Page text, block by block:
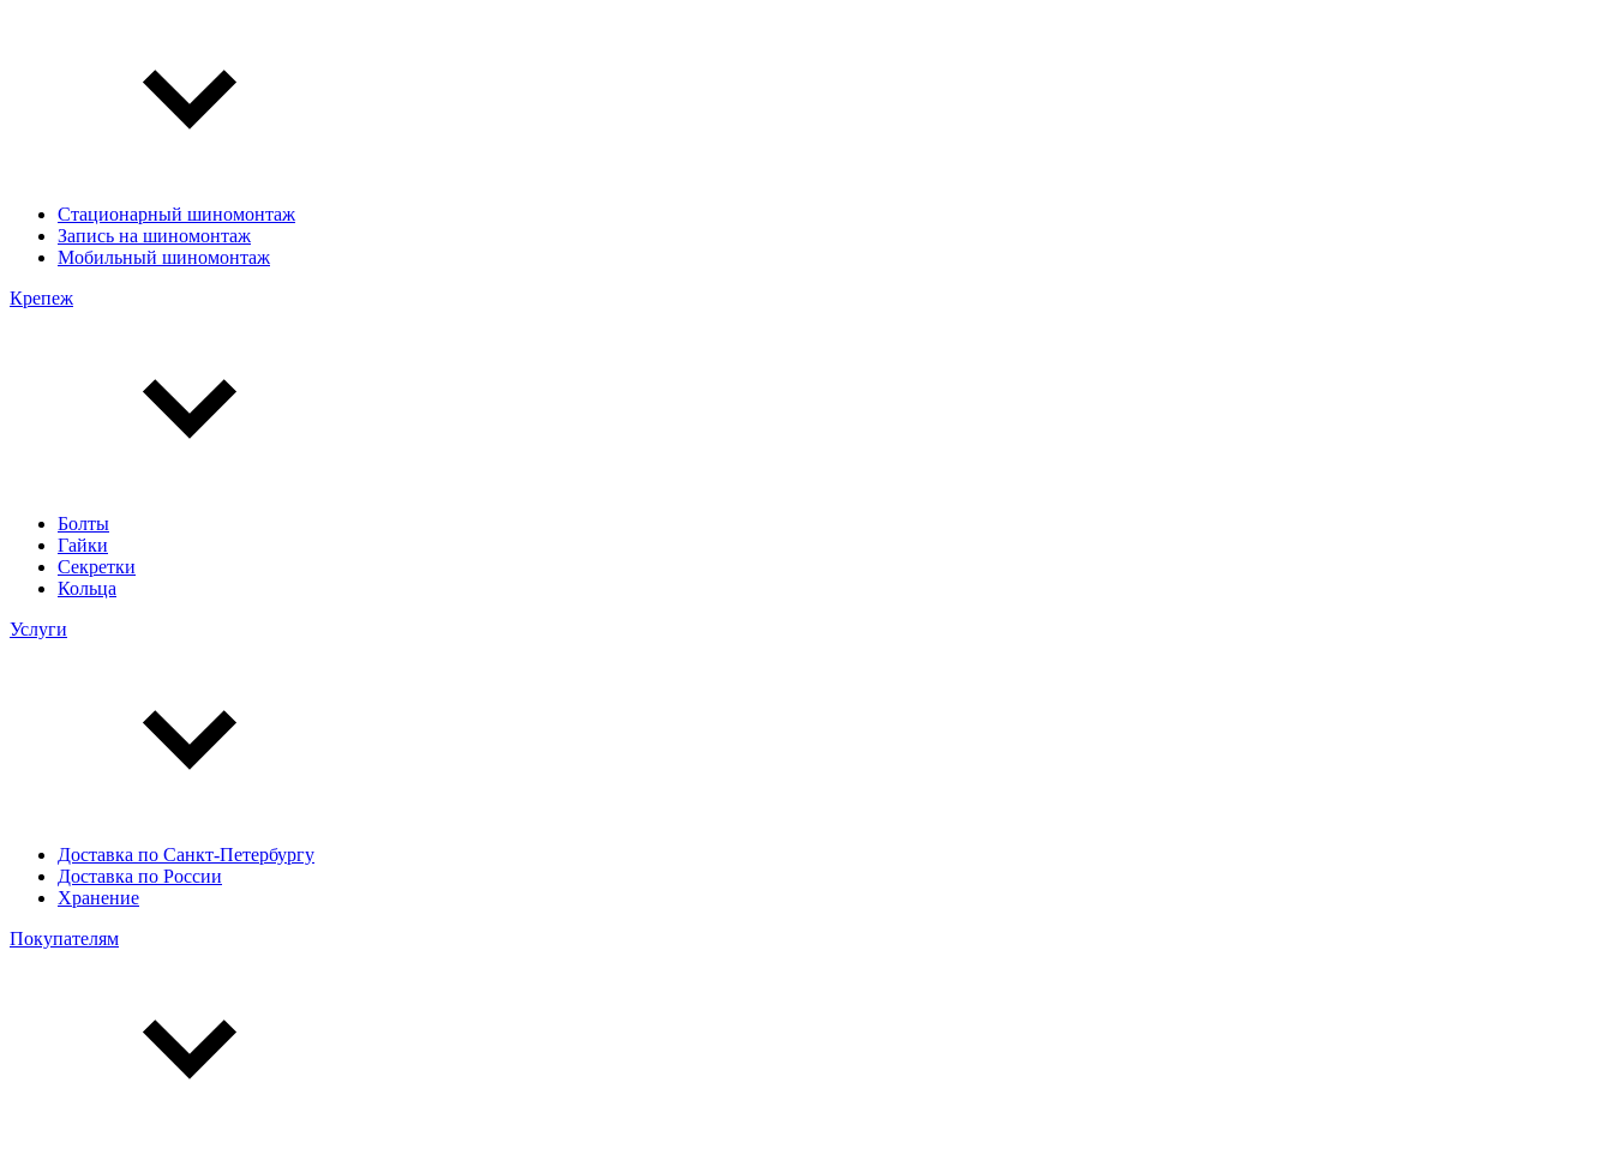
Стационарный шиномонтаж
Запись на шиномонтаж
Мобильный шиномонтаж
Крепеж
Болты
Гайки
Секретки
Кольца
Услуги
Доставка по Санкт-Петербургу
Доставка по России
Хранение
Покупателям